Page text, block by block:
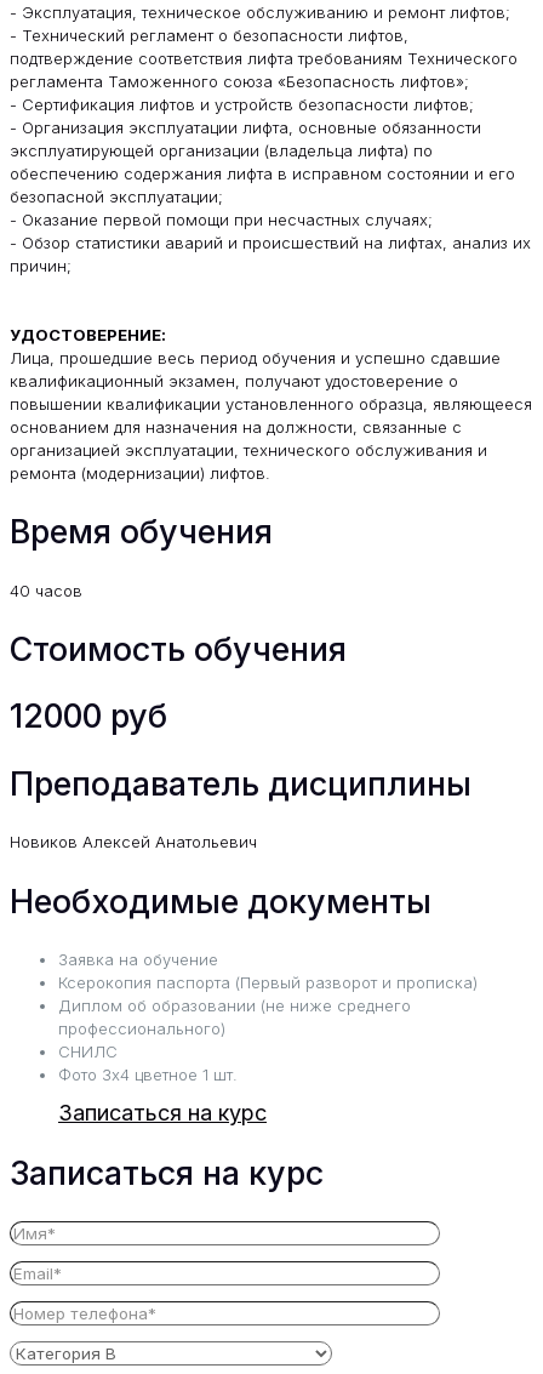
- Эксплуатация, техническое обслуживанию и ремонт лифтов;
- Технический регламент о безопасности лифтов,
подтверждение соответствия лифта требованиям Технического
регламента Таможенного союза «Безопасность лифтов»;
- Сертификация лифтов и устройств безопасности лифтов;
- Организация эксплуатации лифта, основные обязанности
эксплуатирующей организации (владельца лифта) по
обеспечению содержания лифта в исправном состоянии и его
безопасной эксплуатации;
- Оказание первой помощи при несчастных случаях;
- Обзор статистики аварий и происшествий на лифтах, анализ их
причин;
УДОСТОВЕРЕНИЕ:
Лица, прошедшие весь период обучения и успешно сдавшие
квалификационный экзамен, получают удостоверение о
повышении квалификации установленного образца, являющееся
основанием для назначения на должности, связанные с
организацией эксплуатации, технического обслуживания и
ремонта (модернизации) лифтов.
Время обучения
40 часов
Стоимость обучения
12000 руб
Преподаватель дисциплины
Новиков Алексей Анатольевич
Необходимые документы
Заявка на обучение
Ксерокопия паспорта (Первый разворот и прописка)
Диплом об образовании (не ниже среднего
профессионального)
СНИЛС
Фото 3х4 цветное 1 шт.
Записаться на курс
Записаться на курс